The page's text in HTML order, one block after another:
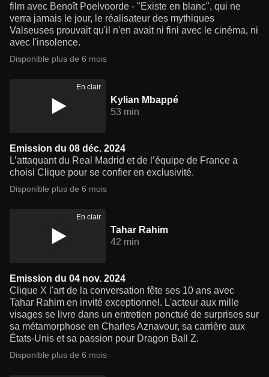
film avec Benoît Poelvoorde - "Existe en blanc", qui ne
verra jamais le jour, le réalisateur des mythiques
Valseuses prouvait qu'il n'en avait ni fini avec le cinéma, ni
avec l'insolence.
Disponible plus de 6 mois
En clair
Kylian Mbappé
53 min
Emission du 08 déc. 2024
L’attaquant du Real Madrid et de l’équipe de France a
choisi Clique pour se confier en exclusivité.
Disponible plus de 6 mois
En clair
Tahar Rahim
42 min
Emission du 04 nov. 2024
Clique X l'art de la conversation fête ses 10 ans avec
Tahar Rahim en invité exceptionnel. L'acteur aux mille
visages se livre dans un entretien ponctué de surprises sur
sa métamorphose en Charles Aznavour, sa carrière aux
États-Unis et sa passion pour Dragon Ball Z.
Disponible plus de 6 mois